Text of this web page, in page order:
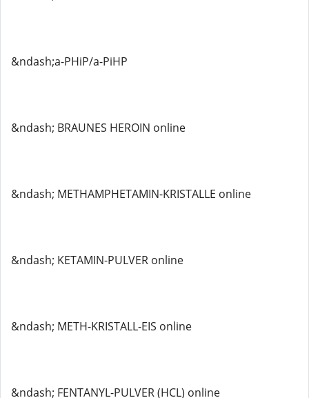
&ndash;a-PHiP/a-PiHP
&ndash; BRAUNES HEROIN online
&ndash; METHAMPHETAMIN-KRISTALLE online
&ndash; KETAMIN-PULVER online
&ndash; METH-KRISTALL-EIS online
&ndash; FENTANYL-PULVER (HCL) online